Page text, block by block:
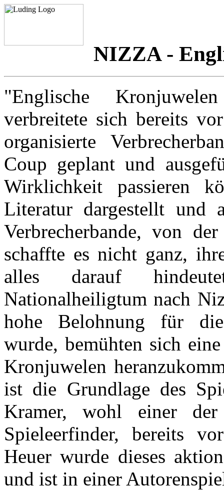
NIZZA -
"Englische
verbreitete sich bereits
organisierte
Coup geplant und
Wirklichkeit passieren
Literatur dargestellt und
Verbrecherbande, von
schaffte es nicht ganz,
alles darauf
Nationalheiligtum nach
hohe Belohnung für die
wurde, bemühten sich
Kronjuwelen
ist die Grundlage des
Kramer, wohl einer der
Spieleerfinder, bereits
Heuer wurde dieses
und ist in einer